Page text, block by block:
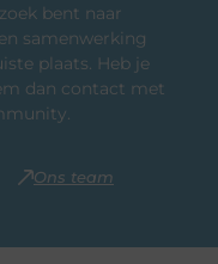
bent naar
samenwerking
plaats. Heb je
dan contact met
Ons team